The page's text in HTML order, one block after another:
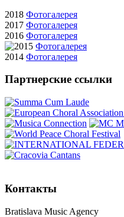
2018 Фотогалерея
2017 Фотогалерея
2016 Фотогалерея
2015 Фотогалерея
2014 Фотогалерея
Партнерские ссылки
Контакты
Bratislava Music Agency